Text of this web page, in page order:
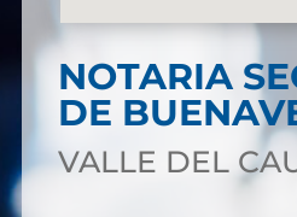
NOTARIA
DE
VALLE DEL